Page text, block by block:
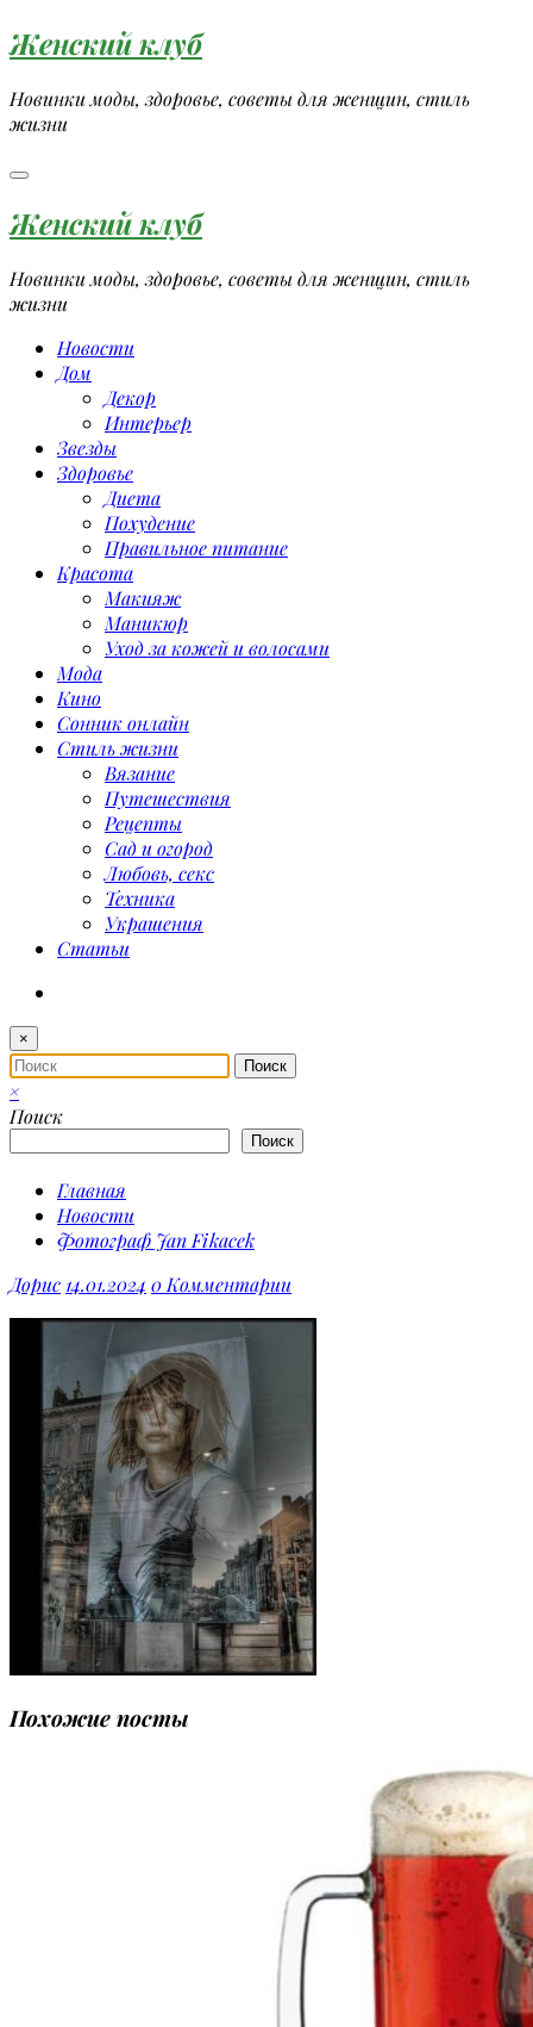
Перейти
к
содержимому
Женский клуб
Новинки моды, здоровье, советы для женщин, стиль
жизни
Женский клуб
Новинки моды, здоровье, советы для женщин, стиль
жизни
Новости
Дом
Декор
Интерьер
Звезды
Здоровье
Диета
Похудение
Правильное питание
Красота
Макияж
Маникюр
Уход за кожей и волосами
Мода
Кино
Сонник онлайн
Стиль жизни
Вязание
Путешествия
Рецепты
Сад и огород
Любовь, секс
Техника
Украшения
Статьи
×
×
Поиск
Поиск
Главная
Новости
Фотограф Jan Fikacek
Дорис 14.01.2024 0 Комментарии
Похожие посты